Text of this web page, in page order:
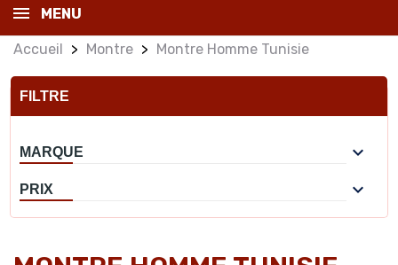
MENU
Accueil Montre Montre Homme Tunisie
FILTRE
MARQUE 
PRIX 